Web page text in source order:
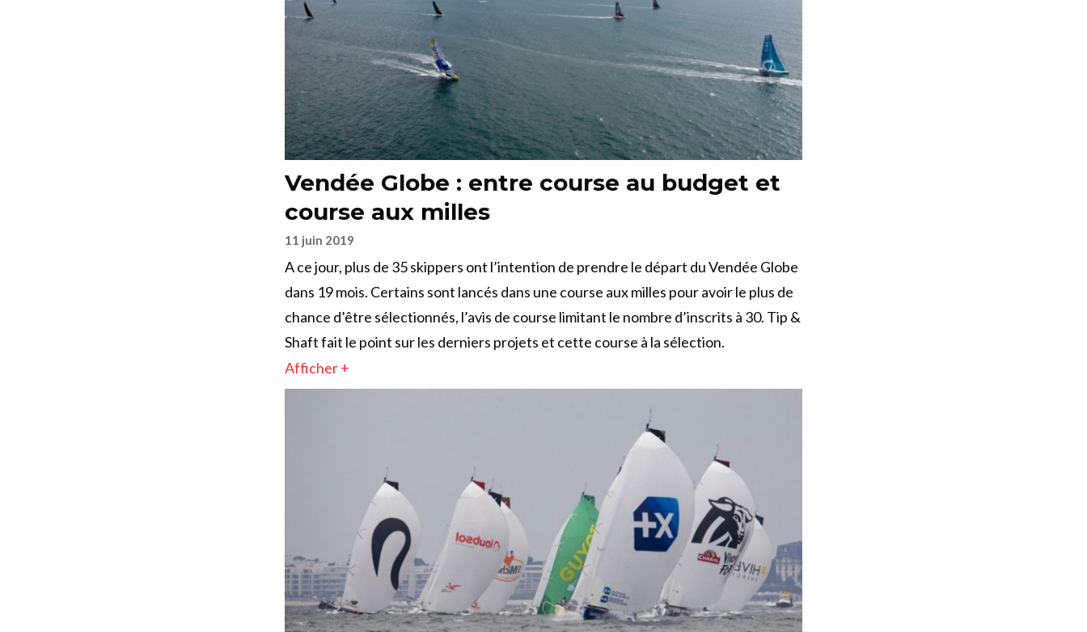
Vendée Globe : entre course au budget et
course aux milles
11 juin 2019
A ce jour, plus de 35 skippers ont l’intention de prendre le départ du Vendée Globe
dans 19 mois. Certains sont lancés dans une course aux milles pour avoir le plus de
chance d’être sélectionnés, l’avis de course limitant le nombre d’inscrits à 30. Tip &
Shaft fait le point sur les derniers projets et cette course à la sélection.
Afficher +